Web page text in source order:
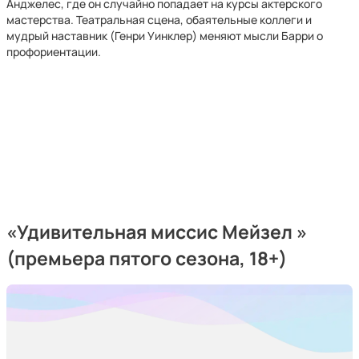
Анджелес, где он случайно попадает на курсы актерского
мастерства. Театральная сцена, обаятельные коллеги и
мудрый наставник (Генри Уинклер) меняют мысли Барри о
профориентации.
«Удивительная миссис Мейзел »
(премьера пятого сезона, 18+)